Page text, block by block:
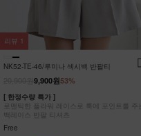
NK52-TE-46/루미나 섹시백 반팔티
53%
9,900원
[ 한정수량 특가 ]
로맨틱한 플라워 레이스로 룩에 포인트를 주는
백레이스 반팔 티셔츠
Free
리뷰 1